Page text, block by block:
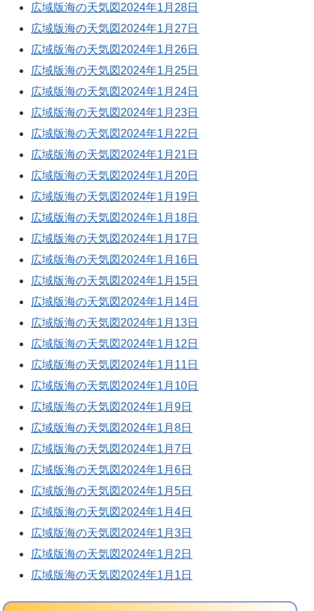
広域版海の天気図2024年1月28日
広域版海の天気図2024年1月27日
広域版海の天気図2024年1月26日
広域版海の天気図2024年1月25日
広域版海の天気図2024年1月24日
広域版海の天気図2024年1月23日
広域版海の天気図2024年1月22日
広域版海の天気図2024年1月21日
広域版海の天気図2024年1月20日
広域版海の天気図2024年1月19日
広域版海の天気図2024年1月18日
広域版海の天気図2024年1月17日
広域版海の天気図2024年1月16日
広域版海の天気図2024年1月15日
広域版海の天気図2024年1月14日
広域版海の天気図2024年1月13日
広域版海の天気図2024年1月12日
広域版海の天気図2024年1月11日
広域版海の天気図2024年1月10日
広域版海の天気図2024年1月9日
広域版海の天気図2024年1月8日
広域版海の天気図2024年1月7日
広域版海の天気図2024年1月6日
広域版海の天気図2024年1月5日
広域版海の天気図2024年1月4日
広域版海の天気図2024年1月3日
広域版海の天気図2024年1月2日
広域版海の天気図2024年1月1日